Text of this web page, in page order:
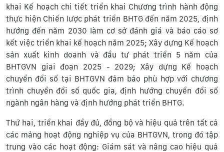
khai Kế hoạch chi tiết triển khai Chương trình hành động
thực hiện Chiến lược phát triển BHTG đến năm 2025, định
hướng đến năm 2030 làm cơ sở đánh giá và báo cáo sơ
kết việc triển khai kế hoạch năm 2025; Xây dựng Kế hoạch
sản xuất kinh doanh và đầu tư phát triển 5 năm của
BHTGVN giai đoạn 2025 - 2029; Xây dựng Kế hoạch
chuyển đổi số tại BHTGVN đảm bảo phù hợp với chương
trình chuyển đổi số quốc gia, định hướng chuyển đổi số
ngành ngân hàng và định hướng phát triển BHTG.
Thứ hai, triển khai đầy đủ, đồng bộ và hiệu quả trên tất cả
các mảng hoạt động nghiệp vụ của BHTGVN, trong đó tập
trung vào các hoạt động: Giám sát và nâng cao hiệu quả